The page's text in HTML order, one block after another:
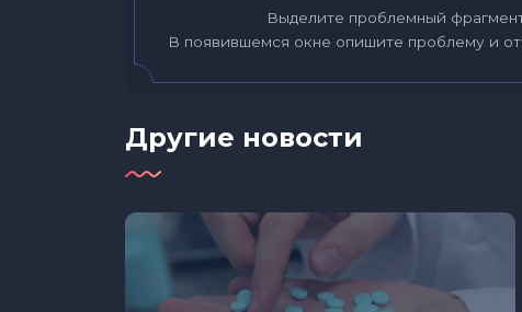
Выделите проблемный
В появившемся окне опишите проблему и
Другие новости